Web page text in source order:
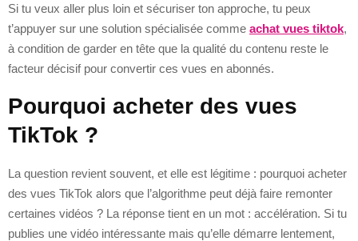
Si tu veux aller plus loin et sécuriser ton approche, tu peux
t’appuyer sur une solution spécialisée comme achat vues tiktok,
à condition de garder en tête que la qualité du contenu reste le
facteur décisif pour convertir ces vues en abonnés.
Pourquoi acheter des vues
TikTok ?
La question revient souvent, et elle est légitime : pourquoi acheter
des vues TikTok alors que l’algorithme peut déjà faire remonter
certaines vidéos ? La réponse tient en un mot : accélération. Si tu
publies une vidéo intéressante mais qu’elle démarre lentement,